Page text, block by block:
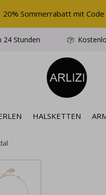
HALSKETTEN
24 Stunden
20% Sommerrabatt mit Code